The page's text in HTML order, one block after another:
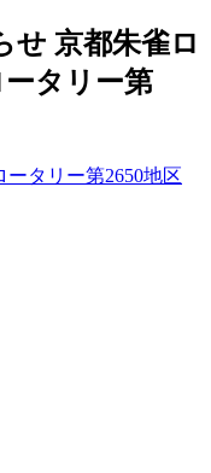
京都朱雀ロ
タリー第